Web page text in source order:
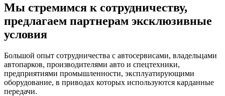
Мы стремимся к сотрудничеству,
предлагаем партнерам эксклюзивные
условия
Большой опыт сотрудничества с автосервисами, владельцами
автопарков, производителями авто и спецтехники,
предприятиями промышленности, эксплуатирующими
оборудование, в приводах которых используются карданные
передачи.